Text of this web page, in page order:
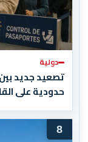
دولية
تصعيد جديد
حدودية على
8